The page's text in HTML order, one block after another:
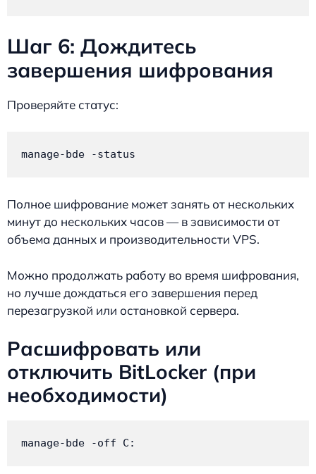
Шаг 6: Дождитесь
завершения шифрования
Проверяйте статус:
manage-bde -status
Полное шифрование может занять от нескольких
минут до нескольких часов — в зависимости от
объема данных и производительности VPS.
Можно продолжать работу во время шифрования,
но лучше дождаться его завершения перед
перезагрузкой или остановкой сервера.
Расшифровать или
отключить BitLocker (при
необходимости)
manage-bde -off C: